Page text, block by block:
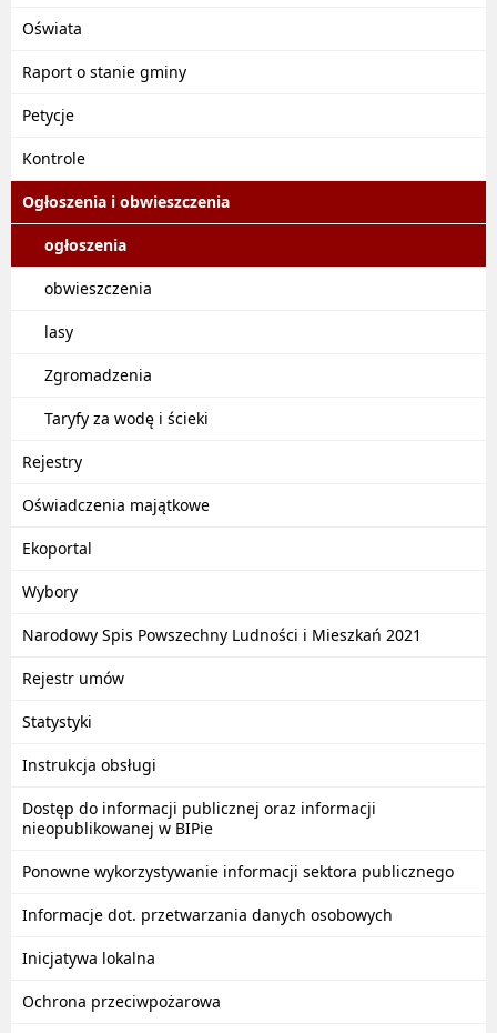
Oświata
Raport o stanie gminy
Petycje
Kontrole
Ogłoszenia i obwieszczenia
ogłoszenia
obwieszczenia
lasy
Zgromadzenia
Taryfy za wodę i ścieki
Rejestry
Oświadczenia majątkowe
Ekoportal
Wybory
Narodowy Spis Powszechny Ludności i Mieszkań 2021
Rejestr umów
Statystyki
Instrukcja obsługi
Dostęp do informacji publicznej oraz informacji
nieopublikowanej w BIPie
Ponowne wykorzystywanie informacji sektora publicznego
Informacje dot. przetwarzania danych osobowych
Inicjatywa lokalna
Ochrona przeciwpożarowa